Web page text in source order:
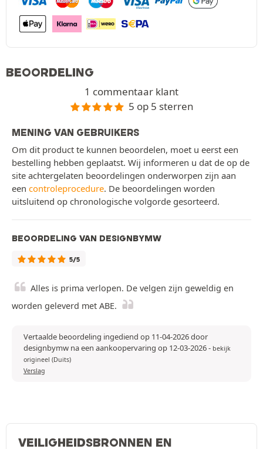
BEOORDELING
1 commentaar klant
5 op 5 sterren
MENING VAN GEBRUIKERS
Om dit product te kunnen beoordelen, moet u eerst een
bestelling hebben geplaatst. Wij informeren u dat de op de
site achtergelaten beoordelingen onderworpen zijn aan
een controleprocedure. De beoordelingen worden
uitsluitend op chronologische volgorde gesorteerd.
BEOORDELING VAN DESIGNBYMW
5/5
Alles is prima verlopen. De velgen zijn geweldig en
worden geleverd met ABE.
Vertaalde beoordeling ingediend op 11-04-2026 door
designbymw na een aankoopervaring op 12-03-2026- bekijk
origineel (Duits)
Verslag
VEILIGHEIDSBRONNEN EN